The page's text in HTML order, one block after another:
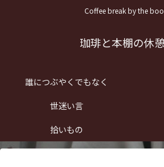
Coffee break by the
珈琲と本棚の休
誰につぶやくでもなく
世迷い言
拾いもの